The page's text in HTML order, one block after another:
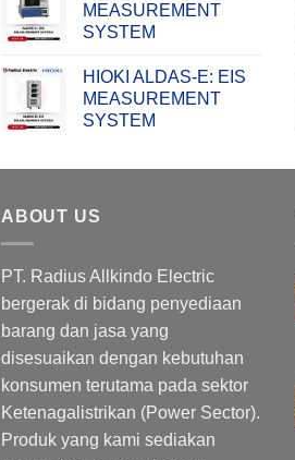
MEASUREMENT
SYSTEM
HIOKI ALDAS-E: EIS
MEASUREMENT
SYSTEM
ABOUT US
PT. Radius Allkindo Electric
bergerak di bidang penyediaan
barang dan jasa yang
disesuaikan dengan kebutuhan
konsumen terutama pada sektor
Ketenagalistrikan (Power Sector).
Produk yang kami sediakan